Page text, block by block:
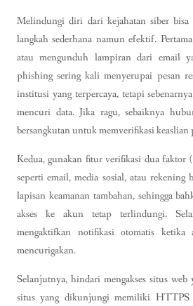
Melindungi diri dari kejahatan siber bisa
langkah sederhana namun efektif.
atau mengunduh lampiran dari email
phishing sering kali menyerupai pesan
institusi yang terpercaya, tetapi
mencuri data. Jika ragu, sebaiknya
bersangkutan untuk memverifikasi keaslian
Kedua, gunakan fitur verifikasi dua
seperti email, media sosial, atau
lapisan keamanan tambahan, sehingga
akses ke akun tetap terlindungi.
mengaktifkan notifikasi otomatis
mencurigakan.
Selanjutnya, hindari mengakses situs web
situs yang dikunjungi memiliki HTTPS